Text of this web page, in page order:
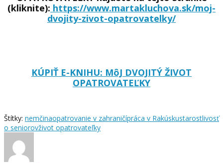
(kliknite): https://www.martakluchova.sk/moj-
dvojity-zivot-opatrovatelky/
KÚPIŤ E-KNIHU: MôJ DVOJITÝ ŽIVOT
OPATROVATEĽKY
Štítky: nemčinaopatrovanie v zahraničípráca v Rakúskustarostlivosť
o seniorovživot opatrovateľky